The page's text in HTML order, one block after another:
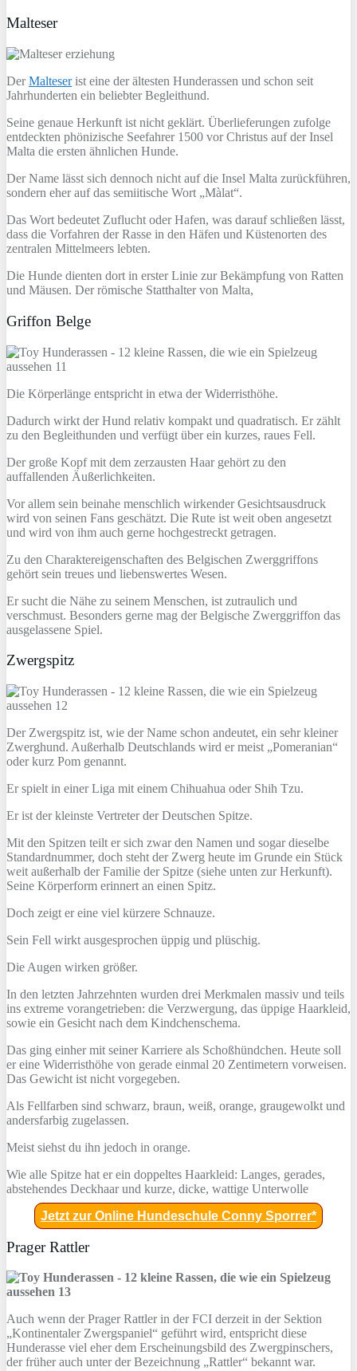
Malteser
DerMalteserist eine der ältesten Hunderassen und schon seit
Jahrhunderten ein beliebter Begleithund.
Seine genaue Herkunft ist nicht geklärt. Überlieferungen zufolge
entdeckten phönizische Seefahrer 1500 vor Christus auf der Insel
Malta die ersten ähnlichen Hunde.
Der Name lässt sich dennoch nicht auf die Insel Malta zurückführen,
sondern eher auf das semiitische Wort „Màlat“.
Das Wort bedeutet Zuflucht oder Hafen, was darauf schließen lässt,
dass die Vorfahren der Rasse in den Häfen und Küstenorten des
zentralen Mittelmeers lebten.
Die Hunde dienten dort in erster Linie zur Bekämpfung von Ratten
und Mäusen. Der römische Statthalter von Malta,
Griffon Belge
Die Körperlänge entspricht in etwa der Widerristhöhe.
Dadurch wirkt der Hund relativ kompakt und quadratisch. Er zählt
zu den Begleithunden und verfügt über ein kurzes, raues Fell.
Der große Kopf mit dem zerzausten Haar gehört zu den
auffallenden Äußerlichkeiten.
Vor allem sein beinahe menschlich wirkender Gesichtsausdruck
wird von seinen Fans geschätzt. Die Rute ist weit oben angesetzt
und wird von ihm auch gerne hochgestreckt getragen.
Zu den Charaktereigenschaften des Belgischen Zwerggriffons
gehört sein treues und liebenswertes Wesen.
Er sucht die Nähe zu seinem Menschen, ist zutraulich und
verschmust. Besonders gerne mag der Belgische Zwerggriffon das
ausgelassene Spiel.
Zwergspitz
Der Zwergspitz ist, wie der Name schon andeutet, ein sehr kleiner
Zwerghund. Außerhalb Deutschlands wird er meist „Pomeranian“
oder kurz Pom genannt.
Er spielt in einer Liga mit einem Chihuahua oder Shih Tzu.
Er ist der kleinste Vertreter der Deutschen Spitze.
Mit den Spitzen teilt er sich zwar den Namen und sogar dieselbe
Standardnummer, doch steht der Zwerg heute im Grunde ein Stück
weit außerhalb der Familie der Spitze (siehe unten zur Herkunft).
Seine Körperform erinnert an einen Spitz.
Doch zeigt er eine viel kürzere Schnauze.
Sein Fell wirkt ausgesprochen üppig und plüschig.
Die Augen wirken größer.
In den letzten Jahrzehnten wurden drei Merkmalen massiv und teils
ins extreme vorangetrieben: die Verzwergung, das üppige Haarkleid,
sowie ein Gesicht nach dem Kindchenschema.
Das ging einher mit seiner Karriere als Schoßhündchen. Heute soll
er eine Widerristhöhe von gerade einmal 20 Zentimetern vorweisen.
Das Gewicht ist nicht vorgegeben.
Als Fellfarben sind schwarz, braun, weiß, orange, graugewolkt und
andersfarbig zugelassen.
Meist siehst du ihn jedoch in orange.
Wie alle Spitze hat er ein doppeltes Haarkleid: Langes, gerades,
abstehendes Deckhaar und kurze, dicke, wattige Unterwolle
Jetzt zur Online Hundeschule Conny Sporrer*
Prager Rattler
Auch wenn der Prager Rattler in der FCI derzeit in der Sektion
„Kontinentaler Zwergspaniel“ geführt wird, entspricht diese
Hunderasse viel eher dem Erscheinungsbild des Zwergpinschers,
der früher auch unter der Bezeichnung „Rattler“ bekannt war.